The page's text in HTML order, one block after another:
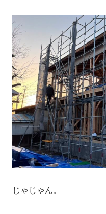
じゃじゃん。